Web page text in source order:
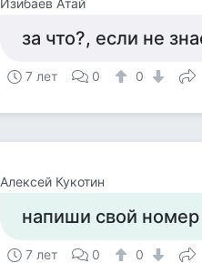
Изибаев Атай
за что?, если не
7 лет 0 0
Алексей Кукотин
напиши свой
7 лет 0 0